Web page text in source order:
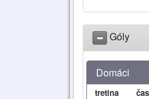
Góly
Domáci
tretina čas